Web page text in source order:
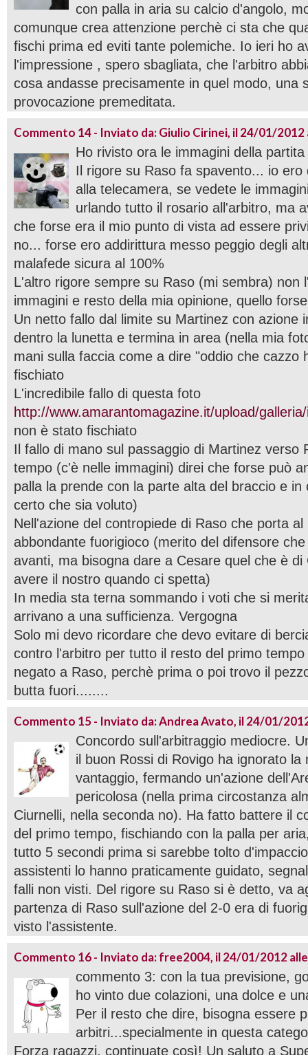
con palla in aria su calcio d'angolo,
comunque crea attenzione perchè ci sta che
fischi prima ed eviti tante polemiche. Io ieri ho
l'impressione , spero sbagliata, che l'arbitro
cosa andasse precisamente in quel modo, una
provocazione premeditata.
Commento 14 - Inviato da: Giulio Cirinei, il 24/01/2012
Ho rivisto ora le immagini della partita
Il rigore su Raso fa spavento... io ero
alla telecamera, se vedete le
urlando tutto il rosario all'arbitro, ma
che forse era il mio punto di vista ad essere
no... forse ero addirittura messo peggio degli
malafede sicura al 100%
L'altro rigore sempre su Raso (mi sembra) non
immagini e resto della mia opinione, quello
Un netto fallo dal limite su Martinez con azione
dentro la lunetta e termina in area (nella mia
mani sulla faccia come a dire "oddio che cazzo
fischiato
L'incredibile fallo di questa foto
http://www.amarantomagazine.it/upload/
non è stato fischiato
Il fallo di mano sul passaggio di Martinez verso
tempo (c'è nelle immagini) direi che forse può
palla la prende con la parte alta del braccio e
certo che sia voluto)
Nell'azione del contropiede di Raso che porta
abbondante fuorigioco (merito del difensore
avanti, ma bisogna dare a Cesare quel che è di
avere il nostro quando ci spetta)
In media sta terna sommando i voti che si
arrivano a una sufficienza. Vergogna
Solo mi devo ricordare che devo evitare di
contro l'arbitro per tutto il resto del primo
negato a Raso, perchè prima o poi trovo il
butta fuori........
Commento 15 - Inviato da: Andrea Avato, il 24/01/
Concordo sull'arbitraggio mediocre.
il buon Rossi di Rovigo ha ignorato la
vantaggio, fermando un'azione
pericolosa (nella prima circostanza
Ciurnelli, nella seconda no). Ha fatto battere il
del primo tempo, fischiando con la palla per
tutto 5 secondi prima si sarebbe tolto
assistenti lo hanno praticamente guidato,
falli non visti. Del rigore su Raso si è detto, va
partenza di Raso sull'azione del 2-0 era di
visto l'assistente.
Commento 16 - Inviato da: free2004, il 24/01/2012
commento 3: con la tua previsione,
ho vinto due colazioni, una dolce e
Per il resto che dire, bisogna essere
arbitri...specialmente in questa
Forza ragazzi, continuate così! Un saluto a